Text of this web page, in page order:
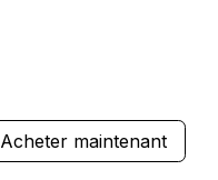
Acheter maintenant